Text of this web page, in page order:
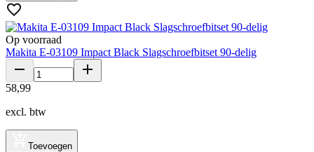
Op voorraad
Makita E-03109 Impact Black Slagschroefbitset 90-delig
58,99
excl. btw
Toevoegen